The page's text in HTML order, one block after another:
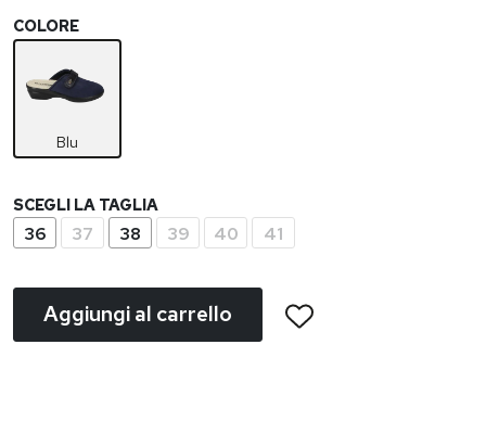
COLORE
Blu
SCEGLI LA TAGLIA
36 37 38 39 40 41
Aggiungi al carrello